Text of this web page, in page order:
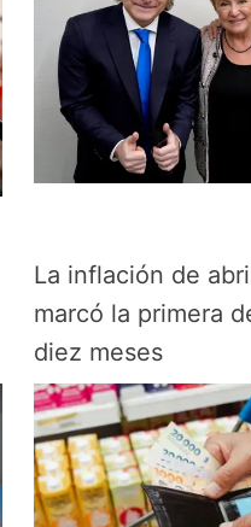
La inflación de
marcó la primera
diez meses